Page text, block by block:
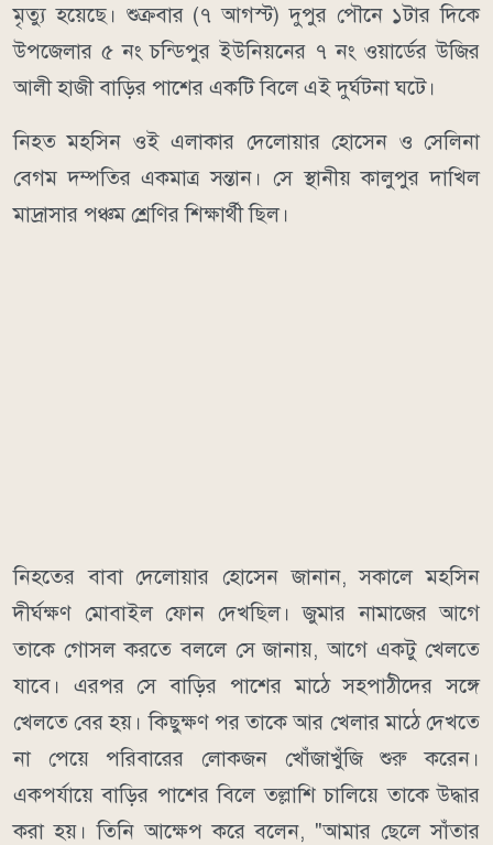
মৃত্যু হয়েছে। শুক্রবার (৭ আগস্ট) দুপুর পৌনে ১টার দিকে
উপজেলার ৫ নং চন্ডিপুর ইউনিয়নের ৭ নং ওয়ার্ডের উজির
আলী হাজী বাড়ির পাশের একটি বিলে এই দুর্ঘটনা ঘটে।
নিহত মহসিন ওই এলাকার দেলোয়ার হোসেন ও সেলিনা
বেগম দম্পতির একমাত্র সন্তান। সে স্থানীয় কালুপুর দাখিল
মাদ্রাসার পঞ্চম শ্রেণির শিক্ষার্থী ছিল।
নিহতের বাবা দেলোয়ার হোসেন জানান, সকালে মহসিন
দীর্ঘক্ষণ মোবাইল ফোন দেখছিল। জুমার নামাজের আগে
তাকে গোসল করতে বললে সে জানায়, আগে একটু খেলতে
যাবে। এরপর সে বাড়ির পাশের মাঠে সহপাঠীদের সঙ্গে
খেলতে বের হয়। কিছুক্ষণ পর তাকে আর খেলার মাঠে দেখতে
না পেয়ে পরিবারের লোকজন খোঁজাখুঁজি শুরু করেন।
একপর্যায়ে বাড়ির পাশের বিলে তল্লাশি চালিয়ে তাকে উদ্ধার
করা হয়। তিনি আক্ষেপ করে বলেন, "আমার ছেলে সাঁতার